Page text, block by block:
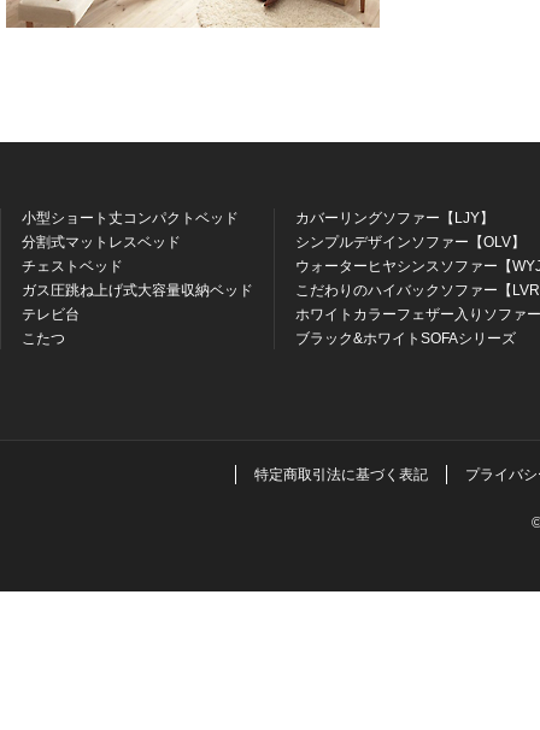
小型ショート丈コンパクトベッド
分割式マットレスベッド
チェストベッド
ガス圧跳ね上げ式大容量収納ベッド
テレビ台
こたつ
カバーリングソファー【LJY】
シンプルデザインソファー【OLV】
ウォーターヒヤシンスソファー【
こだわりのハイバックソファー【
ホワイトカラーフェザー入りソファ
ブラック&ホワイトSOFAシリーズ
特定商取引法に基づく表記 プライバ